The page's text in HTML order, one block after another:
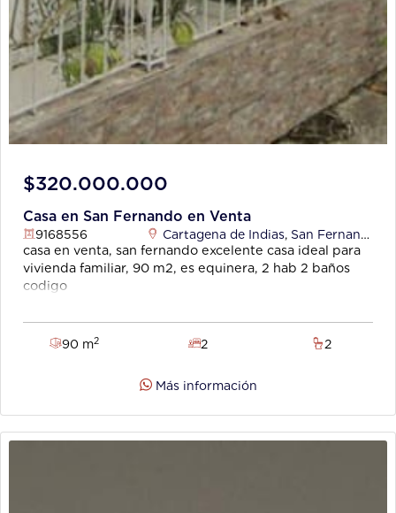
$320.000.000
Casa en San Fernando en Venta
9168556 Cartagena de Indias, San Fernando
casa en venta, san fernando excelente casa ideal para
vivienda familiar, 90 m2, es equinera, 2 hab 2 baños
codigo
9168556
90 m2 2 2
Más información